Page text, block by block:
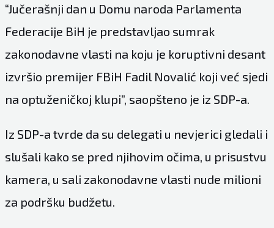
“Jučerašnji dan u Domu naroda Parlamenta
Federacije BiH je predstavljao sumrak
zakonodavne vlasti na koju je koruptivni desant
izvršio premijer FBiH Fadil Novalić koji već sjedi
na optuženičkoj klupi”, saopšteno je iz SDP-a.
Iz SDP-a tvrde da su delegati u nevjerici gledali i
slušali kako se pred njihovim očima, u prisustvu
kamera, u sali zakonodavne vlasti nude milioni
za podršku budžetu.